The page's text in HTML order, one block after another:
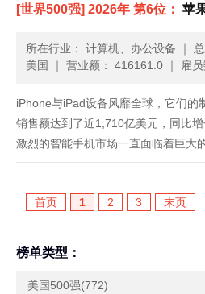
是一家医药快递公司，也帮助养老院
[世界500强] 2026年 第6位： 苹
所在行业： 计算机、办公设备 ｜
美国
｜ 营业额： 416161.0 ｜ 雇
iPhone与iPad设备风靡全球，它们的
销售额达到了近1,710亿美元，同比
激烈的智能手机市场一直面临着巨大
370亿美元，比2012年减少了11%。
首页
1 2 3 末页
榜单类型：
美国500强(772)